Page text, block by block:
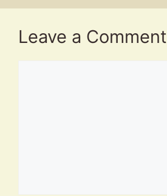
Leave a Comment